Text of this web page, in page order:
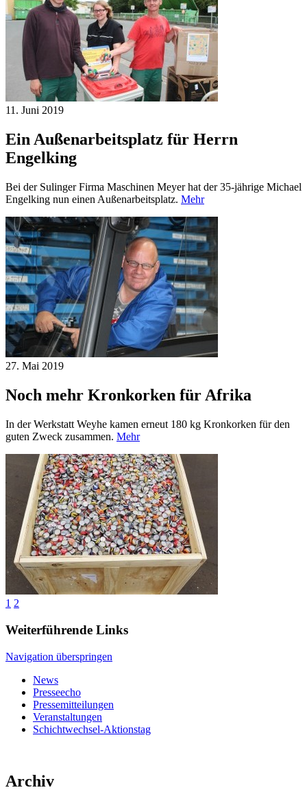
11. Juni 2019
Ein Außenarbeitsplatz für Herrn
Engelking
Bei der Sulinger Firma Maschinen Meyer hat der 35-jährige Michael
Engelking nun einen Außenarbeitsplatz. Mehr
27. Mai 2019
Noch mehr Kronkorken für Afrika
In der Werkstatt Weyhe kamen erneut 180 kg Kronkorken für den
guten Zweck zusammen. Mehr
1 2
Weiterführende Links
Navigation überspringen
News
Presseecho
Pressemitteilungen
Veranstaltungen
Schichtwechsel-Aktionstag
Archiv